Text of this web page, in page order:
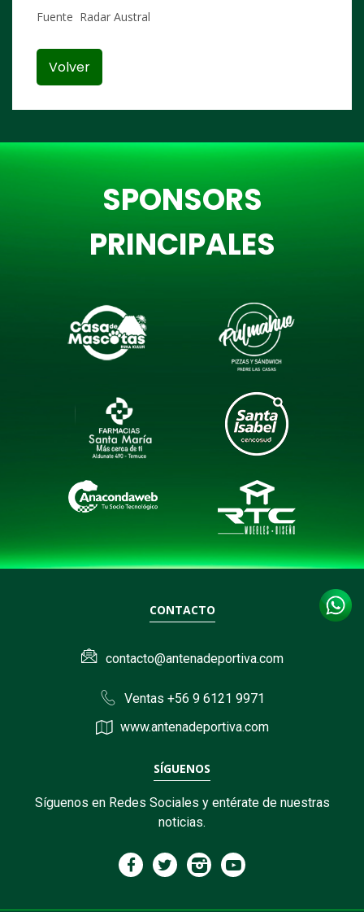
Fuente Radar Austral
Volver
SPONSORS
PRINCIPALES
CONTACTO
contacto@antenadeportiva.com
Ventas +56 9 6121 9971
www.antenadeportiva.com
SÍGUENOS
Síguenos en Redes Sociales y entérate de nuestras
noticias.